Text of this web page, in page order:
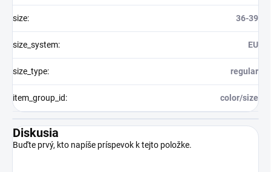
size: 36-39
size_system: EU
size_type: regular
item_group_id: color/size
Diskusia
Buďte prvý, kto napíše príspevok k tejto položke.